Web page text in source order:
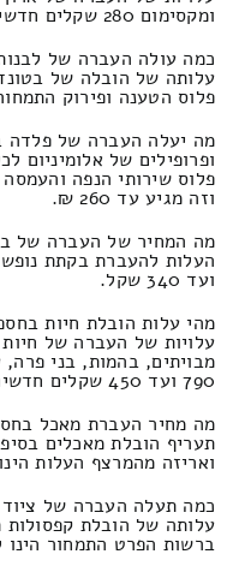
ומקסימום 280 שקלים חדשים.
כמה עולה העברה של
עלותה של הובלה של
פלוס הטענה ופירוק התמחור זה 640 ולא יותר מ270
מה יעלה העברה של פלדה
ופרופילים של אלומיניום
וזה מגיע עד 260 ₪.
מה המחיר של העברה של
ועד 340 שקל.
מהי עלות הובלת חיות
עלויות של העברה של
מבויתים, בהמות, בני פרה,
790 ועד 450 שקלים חדשים.
מה מחיר העברת מאכל
תעריף הובלת מאכלים
ואריזה מהמרצף העלות הינו 590 ועד 240 ₪.
כמה תעלה העברה של
עלותה של הובלת
ברשות הפרט התמחור הינו לכל